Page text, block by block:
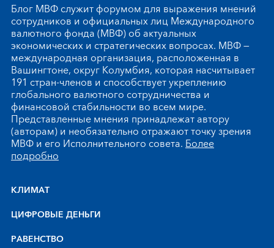
Блог МВФ служит форумом для выражения мнений
сотрудников и официальных лиц Международного
валютного фонда (МВФ) об актуальных
экономических и стратегических вопросах. МВФ —
международная организация, расположенная в
Вашингтоне, округ Колумбия, которая насчитывает
191 стран-членов и способствует укреплению
глобального валютного сотрудничества и
финансовой стабильности во всем мире.
Представленные мнения принадлежат автору
(авторам) и необязательно отражают точку зрения
МВФ и его Исполнительного совета.Более
подробно
КЛИМАТ
ЦИФРОВЫЕ ДЕНЬГИ
РАВЕНСТВО